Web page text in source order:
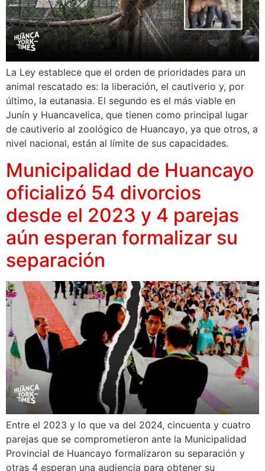
La Ley establece que el orden de prioridades para un
animal rescatado es: la liberación, el cautiverio y, por
último, la eutanasia. El segundo es el más viable en
Junín y Huancavelica, que tienen como principal lugar
de cautiverio al zoológico de Huancayo, ya que otros, a
nivel nacional, están al límite de sus capacidades.
Municipalidad de Huancayo
oficializó 54 divorcios
desde el 2023 y 4 parejas
aún esperan formalizar su
separación
Entre el 2023 y lo que va del 2024, cincuenta y cuatro
parejas que se comprometieron ante la Municipalidad
Provincial de Huancayo formalizaron su separación y
otras 4 esperan una audiencia para obtener su